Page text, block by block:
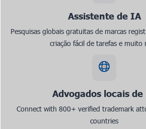
Assistente de IA
Pesquisas globais gratuitas de marcas
criação fácil de tarefas e muito
Advogados locais de
Connect with 800+ verified trademark
countries